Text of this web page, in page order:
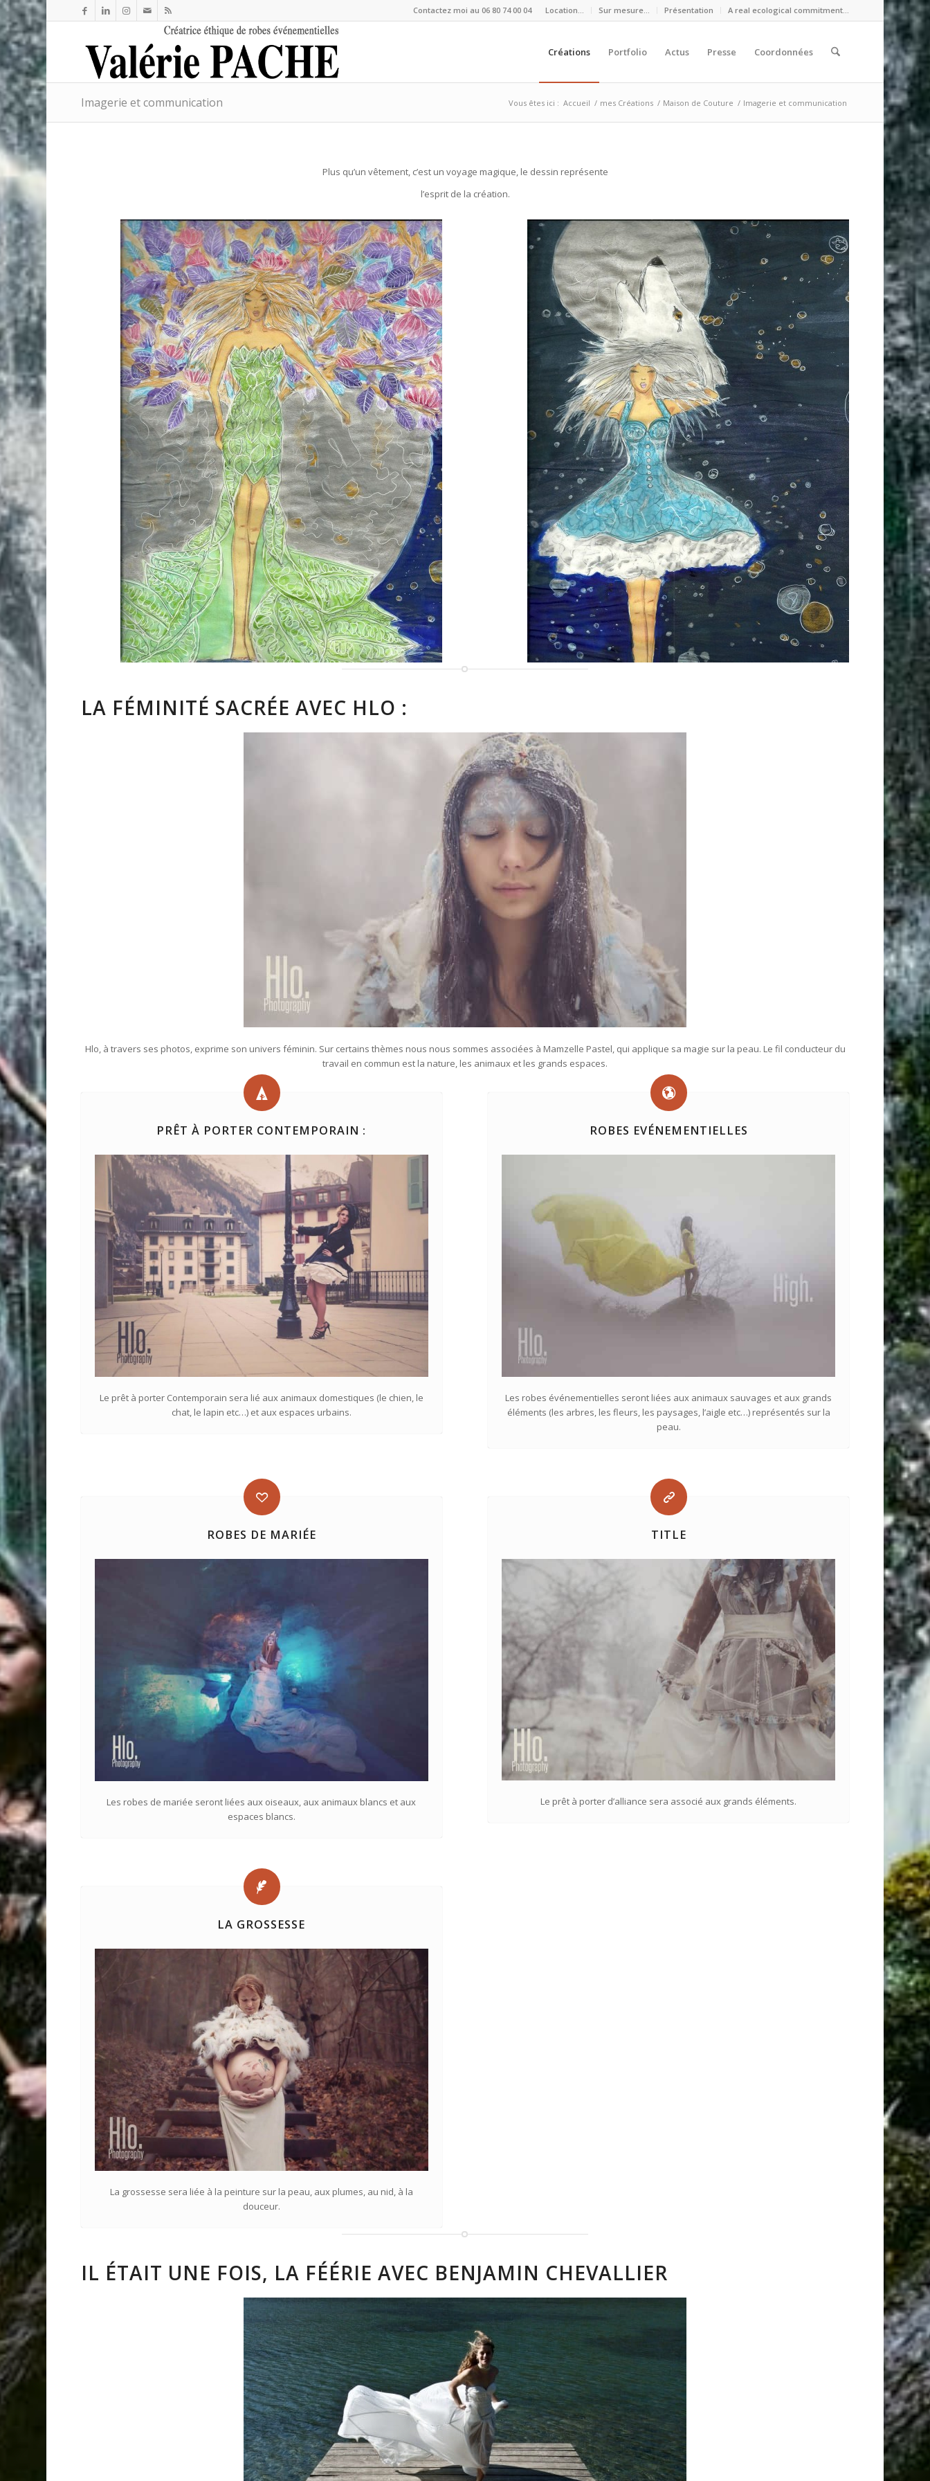
Location… Sur mesure… Présentation A real ecological commitment…
Contactez moi au 06 80 74 00 04
Créations Portfolio Actus Presse Coordonnées
Imagerie et communication Vous êtes ici : Accueil / mes Créations / Maison de Couture / Imagerie et communication
Plus qu’un vêtement, c’est un voyage magique, le dessin représente
l’esprit de la création.
LA FÉMINITÉ SACRÉE AVEC HLO :
Hlo, à travers ses photos, exprime son univers féminin. Sur certains thèmes nous nous sommes associées à Mamzelle Pastel, qui applique sa magie sur la peau. Le fil conducteur du
travail en commun est la nature, les animaux et les grands espaces.
PRÊT À PORTER CONTEMPORAIN :
Le prêt à porter Contemporain sera lié aux animaux domestiques (le chien, le
chat, le lapin etc…) et aux espaces urbains.
ROBES EVÉNEMENTIELLES
Les robes événementielles seront liées aux animaux sauvages et aux grands
éléments (les arbres, les fleurs, les paysages, l’aigle etc…) représentés sur la
peau.
ROBES DE MARIÉE
Les robes de mariée seront liées aux oiseaux, aux animaux blancs et aux
espaces blancs.
TITLE
Le prêt à porter d’alliance sera associé aux grands éléments.
LA GROSSESSE
La grossesse sera liée à la peinture sur la peau, aux plumes, au nid, à la
douceur.
IL ÉTAIT UNE FOIS, LA FÉÉRIE AVEC BENJAMIN CHEVALLIER